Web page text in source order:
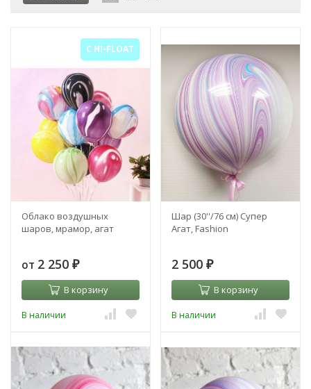
С HI-FLOAT
Облако воздушных
шаров, мрамор, агат
от 2 250 ₽
В корзину
В наличии
Шар (30''/76 см) Супер
Агат, Fashion
2 500 ₽
В корзину
В наличии